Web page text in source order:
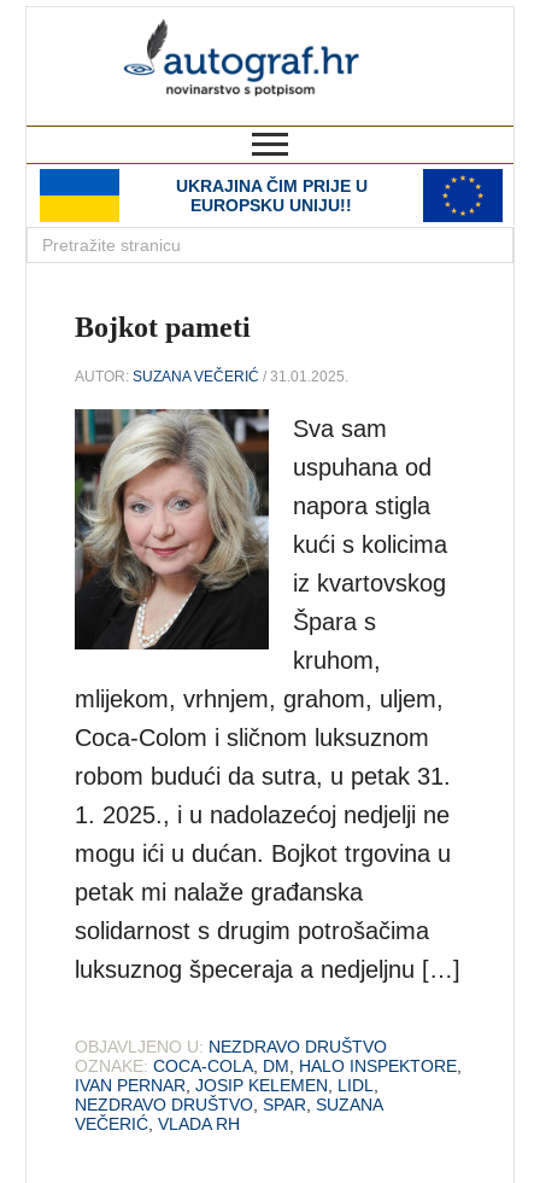
UKRAJINA ČIM PRIJE U
EUROPSKU UNIJU!!
Bojkot pameti
AUTOR:SUZANA VEČERIĆ / 31.01.2025.
Sva sam
uspuhana od
napora stigla
kući s kolicima
iz kvartovskog
Špara s
kruhom,
mlijekom, vrhnjem, grahom, uljem,
Coca-Colom i sličnom luksuznom
robom budući da sutra, u petak 31.
1. 2025., i u nadolazećoj nedjelji ne
mogu ići u dućan. Bojkot trgovina u
petak mi nalaže građanska
solidarnost s drugim potrošačima
luksuznog špeceraja a nedjeljnu […]
OBJAVLJENO U: NEZDRAVO DRUŠTVO
OZNAKE: COCA-COLA DM HALO INSPEKTORE
IVAN PERNAR ,JOSIP KELEMEN LIDL
NEZDRAVO DRUŠTVO ,SPAR ,SUZANA
VEČERIĆ ,VLADA RH